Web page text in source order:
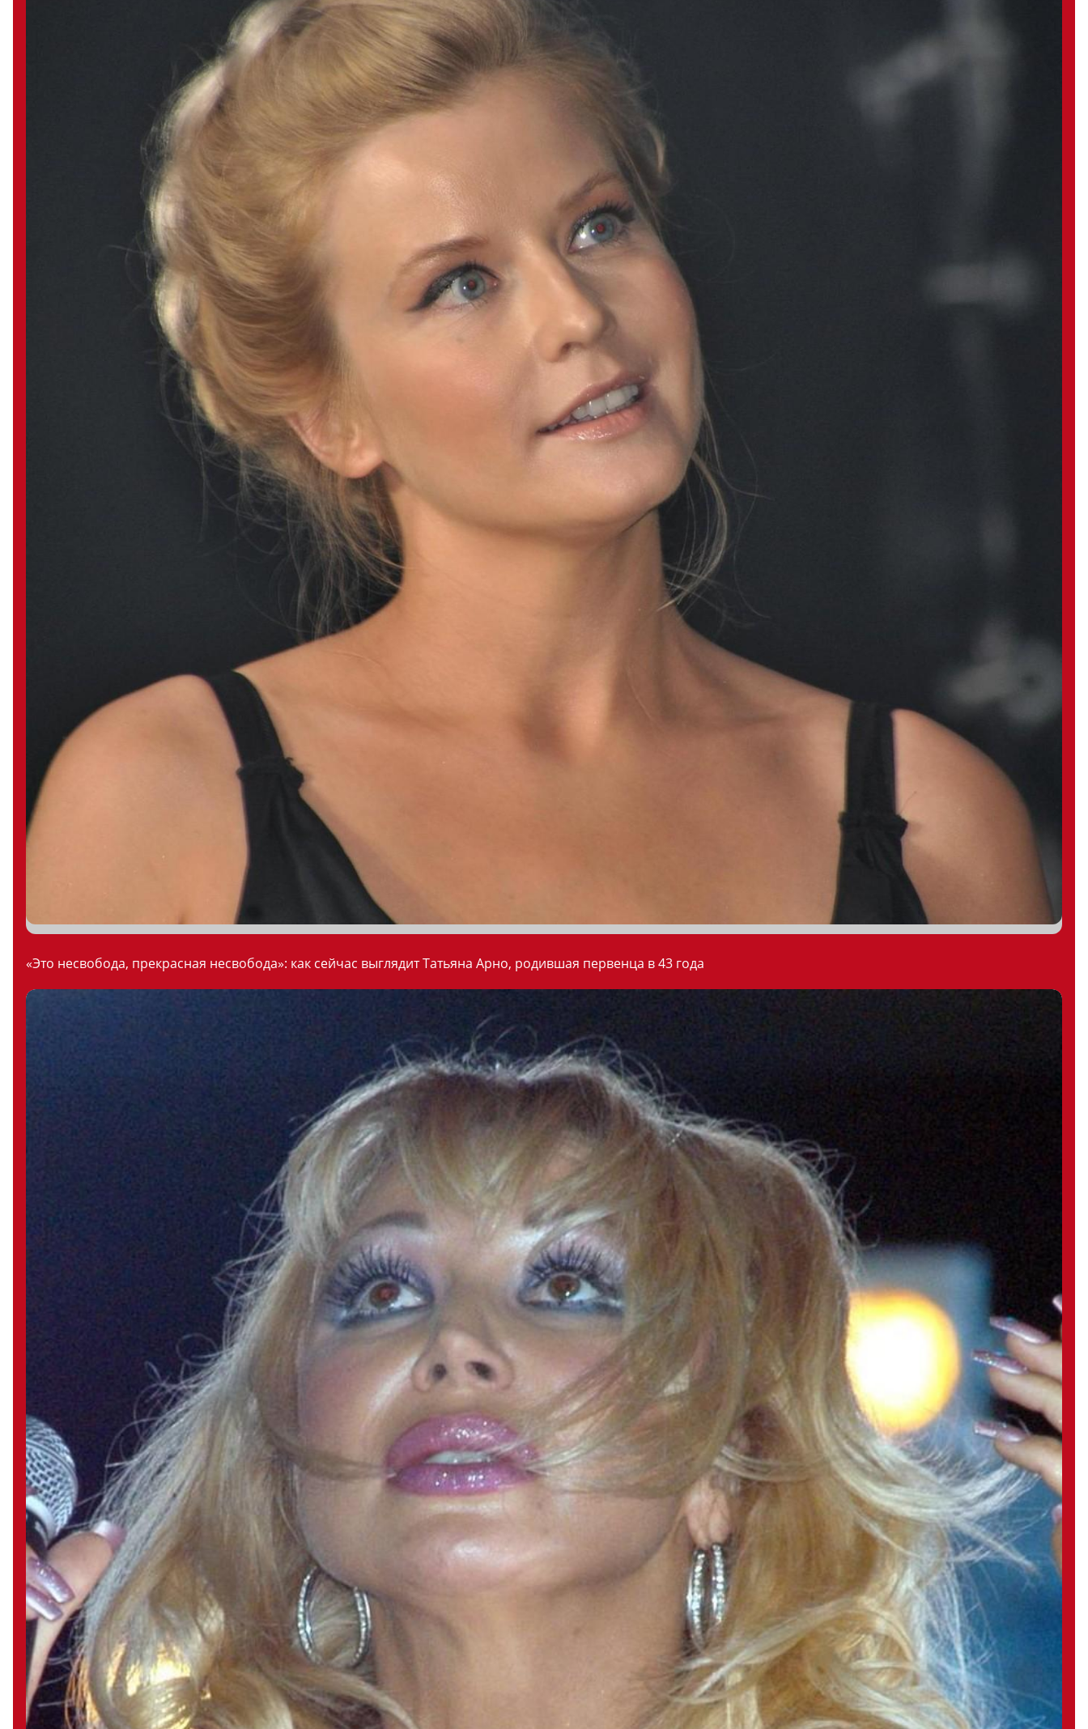
«Это несвобода, прекрасная несвобода»: как сейчас выглядит Татьяна Арно, родившая первенца в 43 года